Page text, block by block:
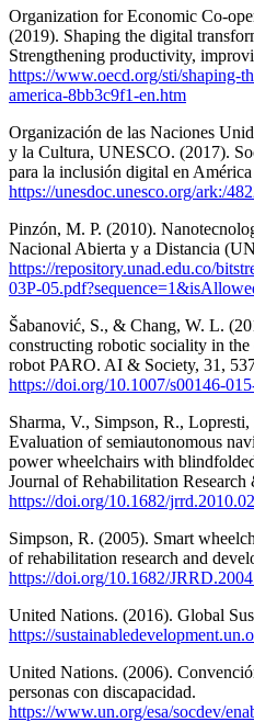
Organization for Economic Co-
(2019). Shaping the digital
Strengthening productivity,
https://www.oecd.org/sti/shaping-
america-8bb3c9f1-en.htm
Organización de las Naciones
y la Cultura, UNESCO. (2017).
para la inclusión digital en
https://unesdoc.unesco.org/ark:/
Pinzón, M. P. (2010).
Nacional Abierta y a Distancia
https://repository.unad.edu.co/
03P-
Šabanović, S., & Chang, W. L.
constructing robotic sociality in the
robot PARO. AI & Society, 31,
https://doi.org/10.1007/s00146-
Sharma, V., Simpson, R.,
Evaluation of semiautonomous
power wheelchairs with
Journal of Rehabilitation
https://doi.org/10.1682/
Simpson, R. (2005). Smart
of rehabilitation research and
https://doi.org/10.1682/
United Nations. (2016). Global
https://
United Nations. (2006).
personas con discapacidad.
https://www.un.org/esa/socdev/